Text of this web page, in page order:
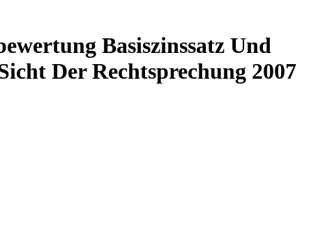
Basiszinssatz Und
Der Rechtsprechung 2007